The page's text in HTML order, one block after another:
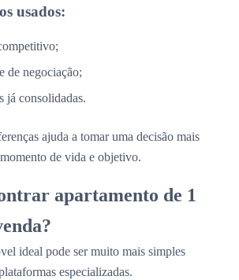
usados:
de negociação;
já consolidadas.
ajuda a tomar uma decisão mais
de vida e objetivo.
apartamento de 1
ideal pode ser muito mais simples
especializadas.